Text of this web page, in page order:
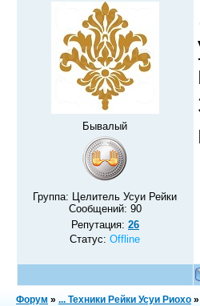
Бывалый
Группа: Целитель Усуи Рейки
Сообщений: 90
Репутация: 26
Статус:Offline
Форум » ... Техники Рейки Усуи Риохо »